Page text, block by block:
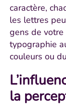
caractère,
les lettres
gens de
typographie
couleurs ou
la